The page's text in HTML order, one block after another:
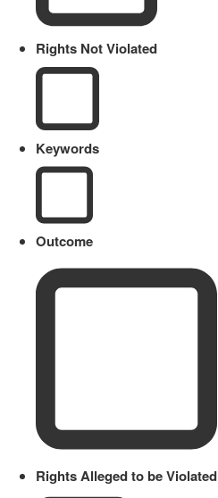
Rights Not Violated
Keywords
Outcome
Rights Alleged to be Violated